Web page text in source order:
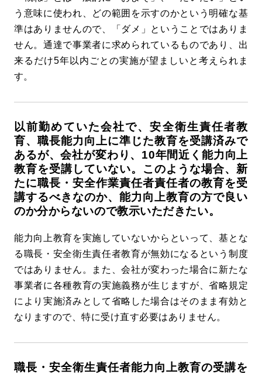
う意味に使われ、どの範囲を示すのかという明確な基
準はありませんので、「ダメ」ということではありま
せん。通達で事業者に求められているものであり、出
来るだけ5年以内ごとの実施が望ましいと考えられま
す。
以前勤めていた会社で、安全衛生責任者教
育、職長能力向上に準じた教育を受講済みで
あるが、会社が変わり、10年間近く能力向上
教育を受講していない。このような場合、新
たに職長・安全作業責任者責任者の教育を受
講するべきなのか、能力向上教育の方で良い
のか分からないので教示いただきたい。
能力向上教育を実施していないからといって、基とな
る職長・安全衛生責任者教育が無効になるという制度
ではありません。また、会社が変わった場合に新たな
事業者に各種教育の実施義務が生じますが、省略規定
により実施済みとして省略した場合はそのまま有効と
なりますので、特に受け直す必要はありません。
職長・安全衛生責任者能力向上教育の受講を